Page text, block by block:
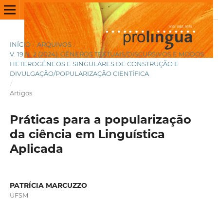
INÍCIO / ARQUIVOS /
V. 19 N. 2 (2024): GÊNEROS TEXTUAIS/DISCURSIVOS E MODOS
HETEROGÊNEOS E SINGULARES DE CONSTRUÇÃO E
DIVULGAÇÃO/POPULARIZAÇÃO CIENTÍFICA
/
Artigos
Práticas para a popularização
da ciência em Linguística
Aplicada
PATRÍCIA MARCUZZO
UFSM